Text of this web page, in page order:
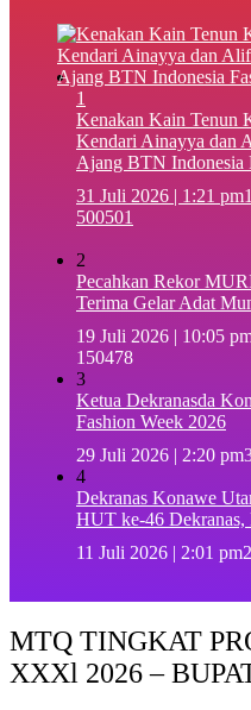
1
‎Kenakan Kain Tenun
Kendari Ainayya dan
Ajang BTN Indonesia
31 Juli 2026 | 1:21 pm
500501
2
Pecahkan Rekor
Terima Gelar Adat
19 Juli 2026 | 10:05
150478
3
Ketua Dekranasda
Fashion Week 2026
29 Juli 2026 | 2:20 pm
4
Dekranas Konawe
HUT ke-46
11 Juli 2026 | 2:01 pm
MTQ TINGKAT
XXXl 2026 –